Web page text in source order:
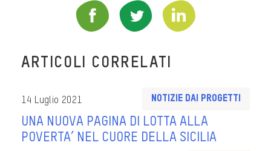
ARTICOLI CORRELATI
Notizie dai progetti
14 Luglio 2021
UNA NUOVA PAGINA DI LOTTA ALLA
POVERTA’ NEL CUORE DELLA SICILIA